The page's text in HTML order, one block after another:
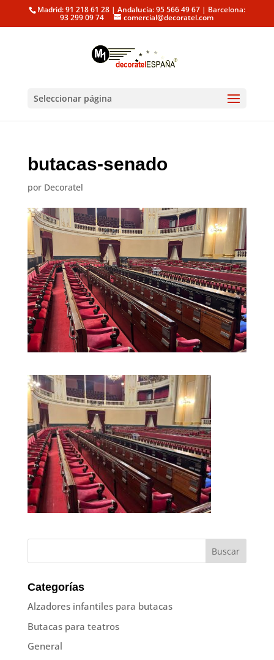
Madrid: 91 218 61 28 | Andalucía: 95 566 49 67 | Barcelona:
93 299 09 74 comercial@decoratel.com
Seleccionar página
butacas-senado
por Decoratel
Categorías
Alzadores infantiles para butacas
Butacas para teatros
General